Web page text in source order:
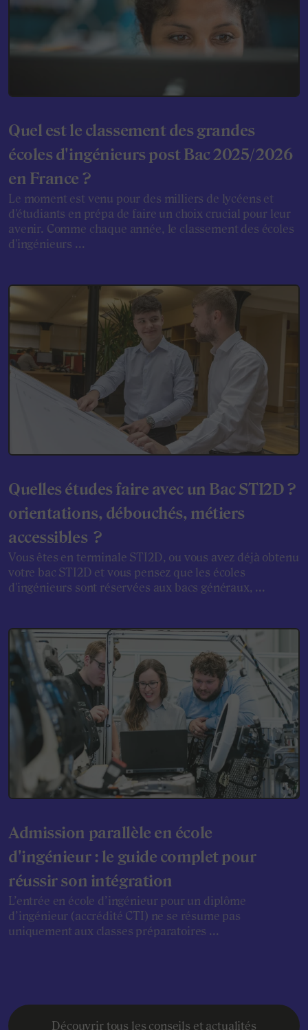
Quel est le classement des grandes
écoles d'ingénieurs post Bac 2025/2026
en France ?
Le moment est venu pour des milliers de lycéens et
d'étudiants en prépa de faire un choix crucial pour leur
avenir. Comme chaque année, le classement des écoles
d'ingénieurs ...
Quelles études faire avec un Bac STI2D ?
orientations, débouchés, métiers
accessibles ?
Vous êtes en terminale STI2D, ou vous avez déjà obtenu
votre bac STI2D et vous pensez que les écoles
d'ingénieurs sont réservées aux bacs généraux, ...
Admission parallèle en école
d'ingénieur : le guide complet pour
réussir son intégration
L’entrée en école d’ingénieur pour un diplôme
d’ingénieur (accrédité CTI) ne se résume pas
uniquement aux classes préparatoires ...
Découvrir tous les conseils et actualités